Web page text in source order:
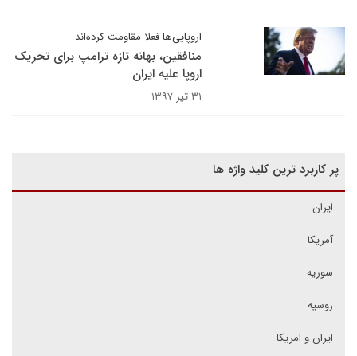
اروپایی‌ها فعلا مقاومت کرده‌اند
منافقین، بهانه تازه ترامپ برای تحریک
اروپا علیه ایران
۳۱ تیر ۱۳۹۷
پر کاربرد ترین کلید واژه ها
ایران
آمریکا
سوریه
روسیه
ایران و امریکا